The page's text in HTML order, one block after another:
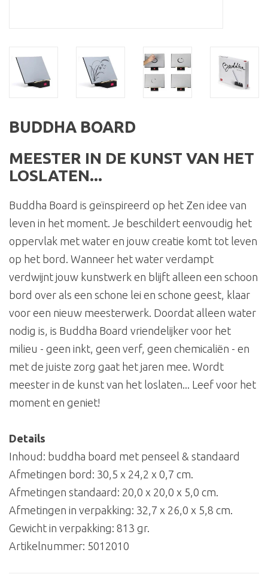
BUDDHA BOARD
MEESTER IN DE KUNST VAN HET
LOSLATEN...
Buddha Board is geïnspireerd op het Zen idee van
leven in het moment. Je beschildert eenvoudig het
oppervlak met water en jouw creatie komt tot leven
op het bord. Wanneer het water verdampt
verdwijnt jouw kunstwerk en blijft alleen een schoon
bord over als een schone lei en schone geest, klaar
voor een nieuw meesterwerk. Doordat alleen water
nodig is, is Buddha Board vriendelijker voor het
milieu - geen inkt, geen verf, geen chemicaliën - en
met de juiste zorg gaat het jaren mee. Wordt
meester in de kunst van het loslaten... Leef voor het
moment en geniet!
Details
Inhoud: buddha board met penseel & standaard
Afmetingen bord: 30,5 x 24,2 x 0,7 cm.
Afmetingen standaard: 20,0 x 20,0 x 5,0 cm.
Afmetingen in verpakking: 32,7 x 26,0 x 5,8 cm.
Gewicht in verpakking: 813 gr.
Artikelnummer: 5012010